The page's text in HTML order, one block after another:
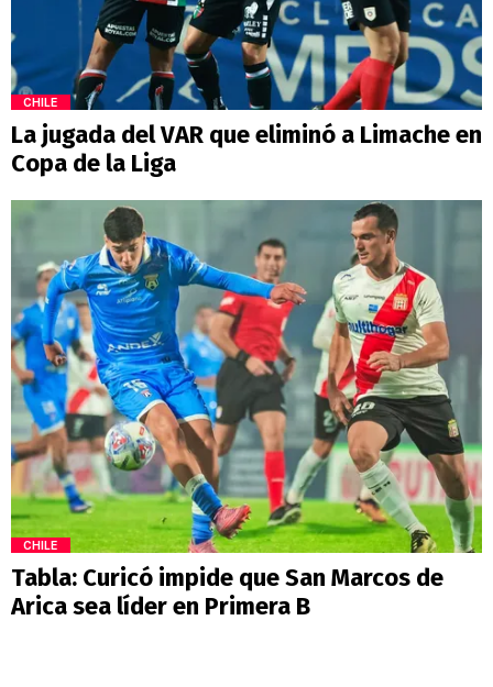
CHILE
La jugada del VAR que eliminó a Limache en
Copa de la Liga
CHILE
Tabla: Curicó impide que San Marcos de
Arica sea líder en Primera B